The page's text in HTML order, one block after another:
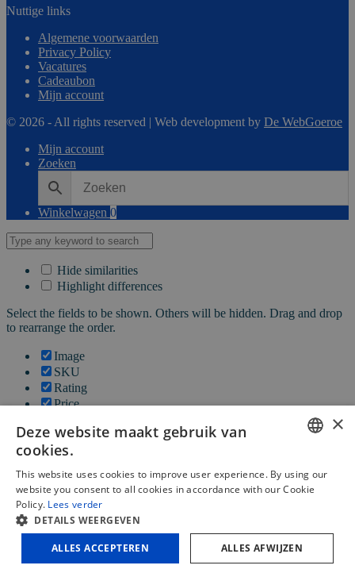
Nuttige links
Algemene voorwaarden
Privacy Policy
Vacatures
Cadeaubon
Mijn account
© 2026 - All rights reserved | Web development by De WebGoeroe
Mijn account
Zoeken
Winkelwagen 0
Hide similarities
Highlight differences
Select the fields to be shown. Others will be hidden. Drag and drop
to rearrange the order.
Image
SKU
Rating
Price
Availability
Add to cart
Weight
Dimensions
Additional information
FRENCH
×
Deze website maakt gebruik van
cookies.
This website uses cookies to improve user experience. By using our
website you consent to all cookies in accordance with our Cookie
Policy. Lees verder
DETAILS WEERGEVEN
ALLES ACCEPTEREN ALLES AFWIJZEN